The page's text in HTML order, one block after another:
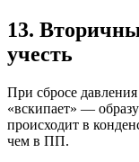
13.
учесть
При сбросе давления
«вскипает» —
происходит в
чем в ПП.